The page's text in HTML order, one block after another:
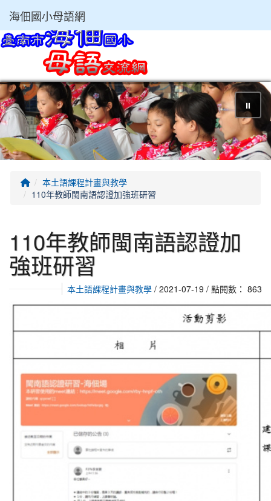
海佃國小母語網
⏸
回首頁本土語課程計畫與教學
110年教師閩南語認證加強班研習
110年教師閩南語認證加
強班研習
本土語課程計畫與教學 / 2021-07-19 / 點閱數： 863